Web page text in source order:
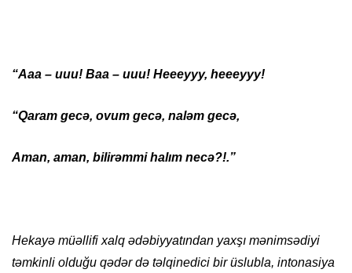
“Aaa – uuu! Baa – uuu! Heeeyyy, heeeyyy!
“Qaram gecə, ovum gecə, naləm gecə,
Aman, aman, bilirəmmi halım necə?!.”
Hekayə müəllifi xalq ədəbiyyatından yaxşı mənimsədiyi
təmkinli olduğu qədər də təlqinedici bir üslubla, intonasiya